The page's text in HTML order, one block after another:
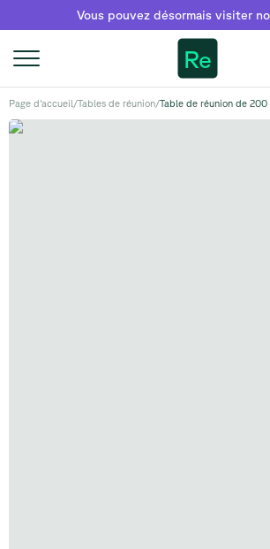
Vous pouvez désormais visiter notre
Re
Page d'accueil/Tables de réunion/Table de réunion de